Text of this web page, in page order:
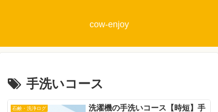
cow-enjoy
手洗いコース
石鹸・洗浄ログ
洗濯機の手洗いコース【時短】手